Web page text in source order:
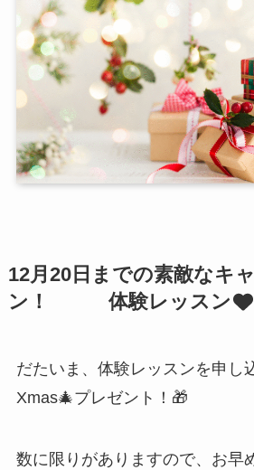
12月20日までの素敵なキ
ン！ 体験レッスン
だたいま、体験レッスンを申し
Xmas🎄プレゼント！🎁
数に限りがありますので、お早